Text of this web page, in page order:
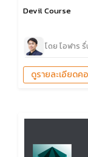
Devil Course
โดย โอฬาร รื่
ดูรายละเอียดค